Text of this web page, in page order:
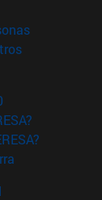
(abre en
(abre en